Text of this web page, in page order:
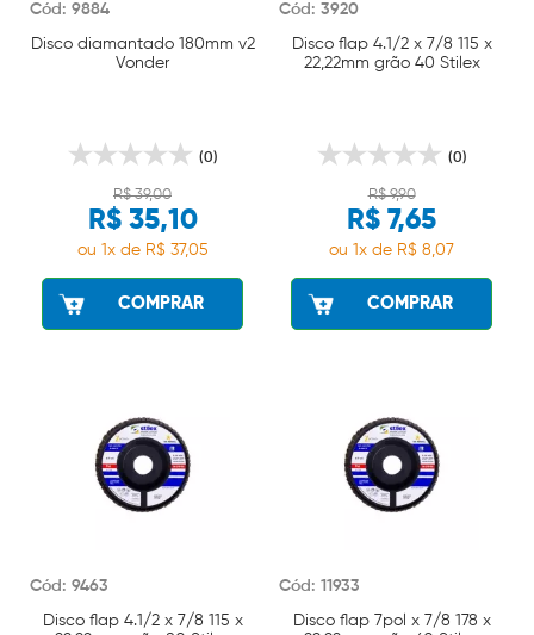
Cód: 9884
Disco diamantado 180mm v2
Vonder
(0)
R$ 39,00
R$ 35,10
ou 1x de R$ 37,05
COMPRAR
Cód: 3920
Disco flap 4.1/2 x 7/8 115 x
22,22mm grão 40 Stilex
(0)
R$ 9,90
R$ 7,65
ou 1x de R$ 8,07
COMPRAR
Cód: 9463
Disco flap 4.1/2 x 7/8 115 x
Cód: 11933
Disco flap 7pol x 7/8 178 x